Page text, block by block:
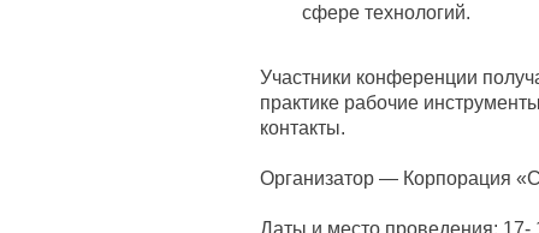
сфере технологий.
Участники конференции
практике рабочие
контакты.
Организатор — Корпорация
Даты и место проведения: